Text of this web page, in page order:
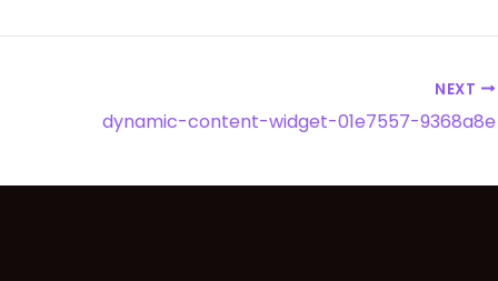
NEXT
dynamic-content-widget-01e7557-9368a8e